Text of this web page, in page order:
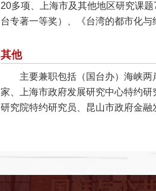
20多项、上海市及其他地区研究课
台专著一等奖）、《台湾的都市化与
其他
主要兼职包括（国台办）海峡
家、上海市政府发展研究中心特约
研究院特约研究员、昆山市政府金融